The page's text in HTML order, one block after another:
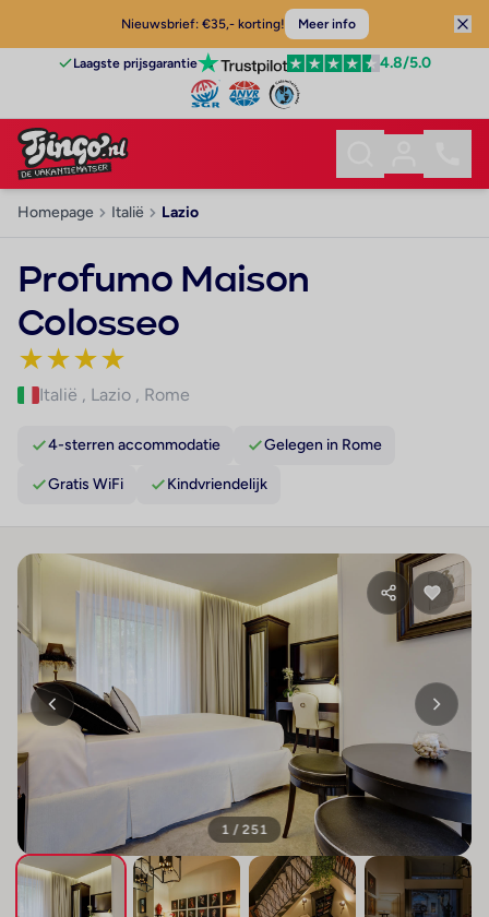
Nieuwsbrief: €35,- korting! Meer info
Laagste prijsgarantie 4.8/5.0
Homepage Italië Lazio
Profumo Maison
Colosseo
★★★★
Italië , Lazio , Rome
4-sterren accommodatie Gelegen in Rome
Gratis WiFi Kindvriendelijk
1 / 251